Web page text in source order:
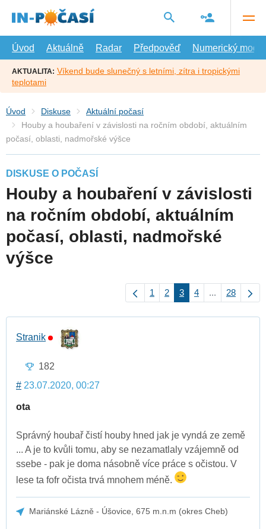
hlavní
Úvod
Aktuálně Radar Předpověď Numerický model
AKTUALITA: Víkend bude slunečný s letními, zítra i tropickými
teplotami
Úvod Diskuse
Aktuální počasí
Houby a houbaření v závislosti na ročním období, aktuálním
počasí, oblasti, nadmořské výšce
DISKUSE O POČASÍ
Houby a houbaření v závislosti
na ročním období, aktuálním
počasí, oblasti, nadmořské
výšce
1 2 3 4 ... 28
Stranik
182
# 23.07.2020, 00:27
ota
Správný houbař čistí houby hned jak je vyndá ze země
... A je to kvůli tomu, aby se nezamatlaly vzájemně od
ssebe - pak je doma násobně více práce s očistou. V
lese ta fofr očista trvá mnohem méně.
Mariánské Lázně - Úšovice, 675 m.n.m (okres Cheb)